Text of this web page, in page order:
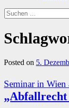
Suchen
nach:
Posted on 5.
Seminar in Wien
„Abfallrecht